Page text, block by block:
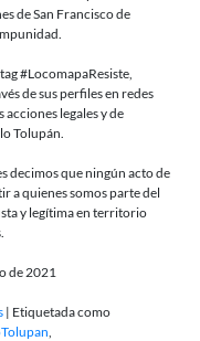
de San Francisco de
#LocomapaResiste,
de sus perfiles en redes
legales y de
Tolupán.
decimos que ningún acto de
a quienes somos parte del
y legítima en territorio
de 2021
| Etiquetada como